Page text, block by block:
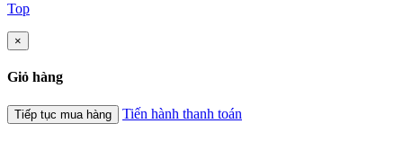
Top
×
Giỏ hàng
Tiếp tục mua hàng Tiến hành thanh toán